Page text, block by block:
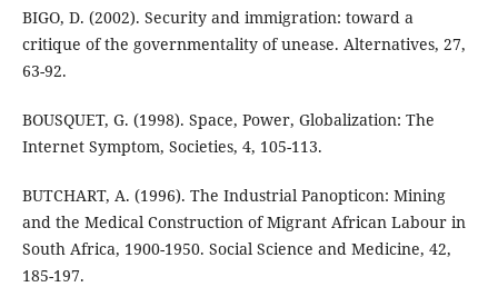
BIGO, D. (2002). Security and immigration: toward a
critique of the governmentality of unease. Alternatives, 27,
63-92.
BOUSQUET, G. (1998). Space, Power, Globalization: The
Internet Symptom, Societies, 4, 105-113.
BUTCHART, A. (1996). The Industrial Panopticon: Mining
and the Medical Construction of Migrant African Labour in
South Africa, 1900-1950. Social Science and Medicine, 42,
185-197.